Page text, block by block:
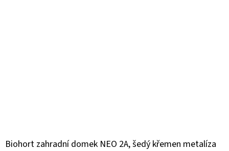
Biohort zahradní domek NEO 2A, šedý křemen metalíza